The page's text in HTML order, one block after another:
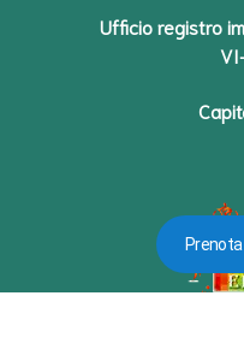
Ufficio registro